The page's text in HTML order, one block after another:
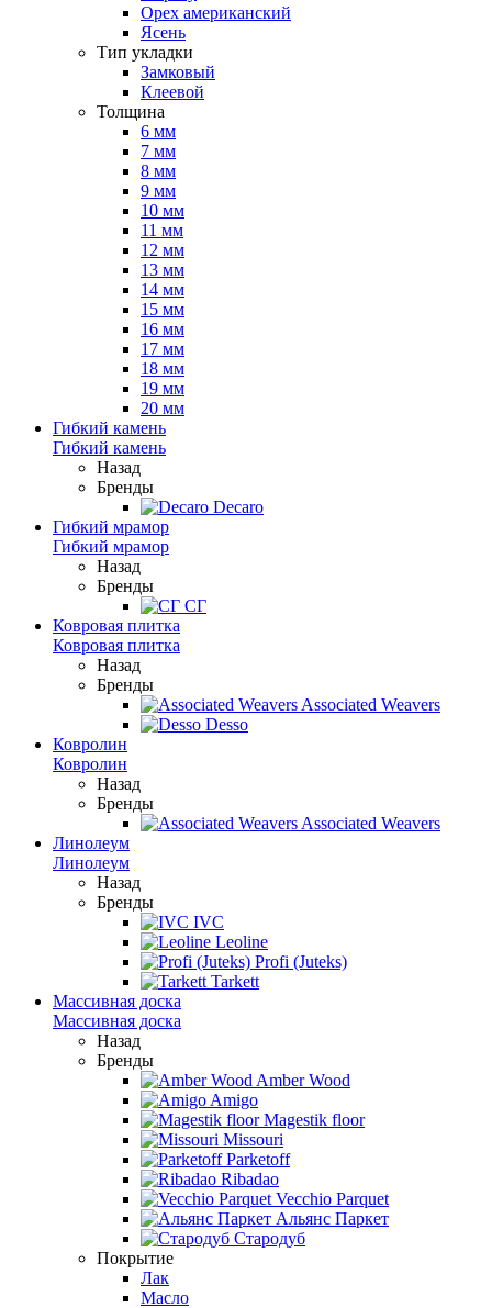
Орех американский
Ясень
Тип укладки
Замковый
Клеевой
Толщина
6 мм
7 мм
8 мм
9 мм
10 мм
11 мм
12 мм
13 мм
14 мм
15 мм
16 мм
17 мм
18 мм
19 мм
20 мм
Гибкий камень
Гибкий камень
Назад
Бренды
Decaro
Гибкий мрамор
Гибкий мрамор
Назад
Бренды
СГ
Ковровая плитка
Ковровая плитка
Назад
Бренды
Associated Weavers
Desso
Ковролин
Ковролин
Назад
Бренды
Associated Weavers
Линолеум
Линолеум
Назад
Бренды
IVC
Leoline
Profi (Juteks)
Tarkett
Массивная доска
Массивная доска
Назад
Бренды
Amber Wood
Amigo
Magestik floor
Missouri
Parketoff
Ribadao
Vecchio Parquet
Альянс Паркет
Стародуб
Покрытие
Лак
Масло